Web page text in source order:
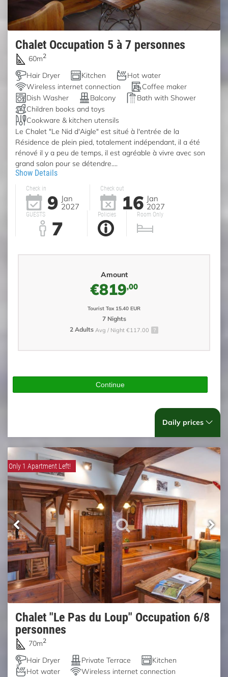
Chalet Occupation 5 à 7 personnes
60m2
Hair Dryer Kitchen
Hot water
Wireless internet connection
Coffee maker
Dish Washer
Balcony
Bath with Shower
Children books and toys
Cookware & kitchen utensils
Le Chalet "Le Nid d'Aigle" est situé à l'entrée de la
Résidence de plein pied, totalement indépendant, il a été
rénové il y a peu de temps, il est agréable à vivre avec son
grand salon pour se détendre....
Show Details
Check in
9 Jan
2027
Check out
16 Jan
2027
GUESTS
7
Policies Room Only
Amount
€819,00
Tourist Tax 15.40 EUR
7 Nights
2 Adults Avg / Night €117.00
Continue
Daily prices
Only 1 Apartment Left!
Chalet "Le Pas du Loup" Occupation 6/8
personnes
70m2
Hair Dryer Private Terrace
Kitchen
Hot water
Wireless internet connection